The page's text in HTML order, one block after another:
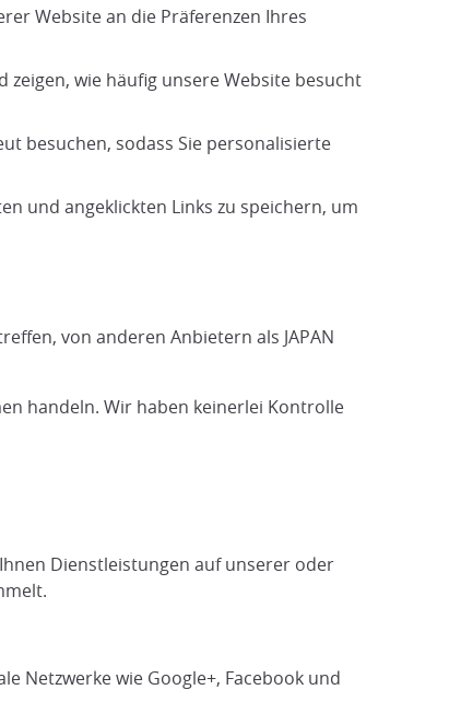
Website an die Präferenzen Ihres
zeigen, wie häufig unsere Website besucht
besuchen, sodass Sie personalisierte
und angeklickten Links zu speichern, um
von anderen Anbietern als JAPAN
handeln. Wir haben keinerlei Kontrolle
Dienstleistungen auf unserer oder
Netzwerke wie Google+, Facebook und